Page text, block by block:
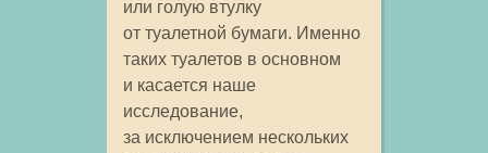
или голую втулку
от туалетной бумаги. Именно
таких туалетов в основном
и касается наше
исследование,
за исключением нескольких